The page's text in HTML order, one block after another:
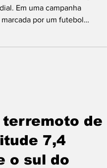
o troféu mais importante
mais um capítulo
ao longo do torneio,
adversários e chegando
convincentes. Na
espanhóis demonstrade